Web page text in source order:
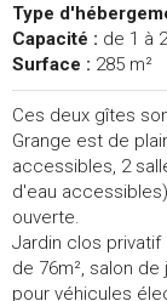
Type
Capacité : de 1 à
Surface : 285 m²
Ces deux gîtes
Grange est de
accessibles, 2
d'eau
ouverte.
Jardin clos
de 76m², salon
pour véhicules